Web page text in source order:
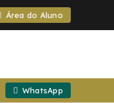
Área do Aluno
WhatsApp